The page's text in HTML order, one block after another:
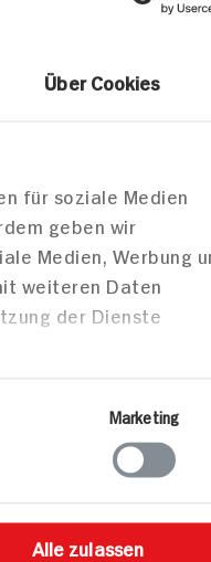
Über Cookies
für soziale Medien
geben wir
Medien, Werbung
weiteren Daten
der Dienste
Marketing
Alle zulassen